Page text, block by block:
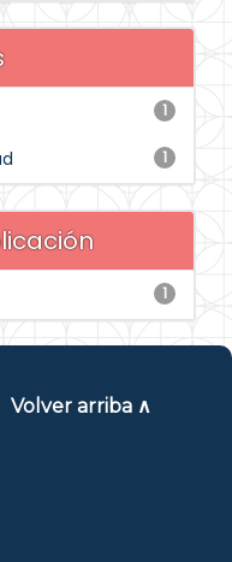
1
1
1
Volver arriba ∧